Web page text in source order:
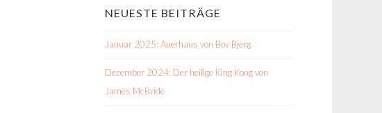
NEUESTE BEITRÄGE
Januar 2025: Auerhaus von Bov Bjerg
Dezember 2024: Der heilige King Kong von
James McBride